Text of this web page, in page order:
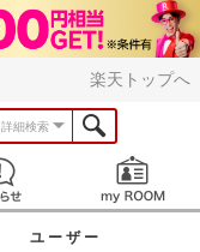
楽天トップへ
詳細検索
お知らせ
ユーザー